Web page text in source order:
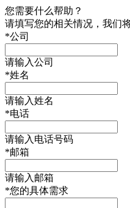
您需要什么帮助？
请填写您的相关情况，我
*公司
请输入公司
*姓名
请输入姓名
*电话
请输入电话号码
*邮箱
请输入邮箱
*您的具体需求